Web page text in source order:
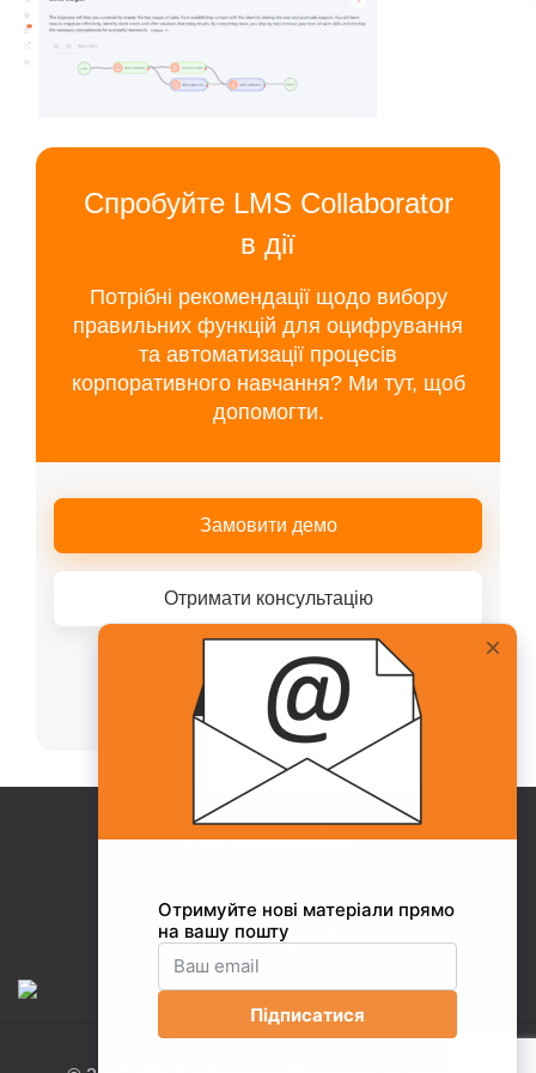
Спробуйте LMS Collaborator
в дії
Потрібні рекомендації щодо вибору
правильних функцій для оцифрування
та автоматизації процесів
корпоративного навчання? Ми тут, щоб
допомогти.
Замовити демо
Отримати консультацію
Або телефонуйте нашому менеджеру
+38(067)217-0440
Про Collaborator